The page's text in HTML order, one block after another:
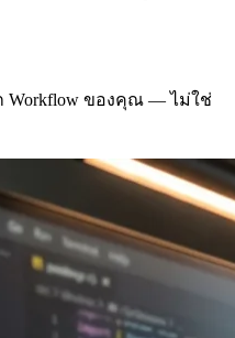
Workflow ของคุณ — ไม่ใช่